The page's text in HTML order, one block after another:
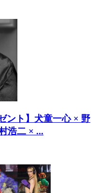
ント】犬童一心 × 野
浩二 × ...